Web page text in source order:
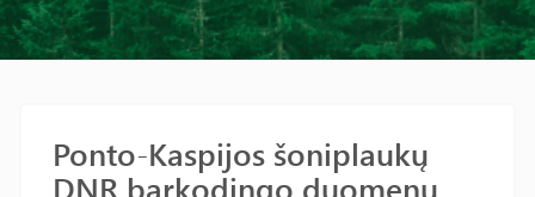
Ponto-Kaspijos šoniplaukų
DNR barkodingo duomenų